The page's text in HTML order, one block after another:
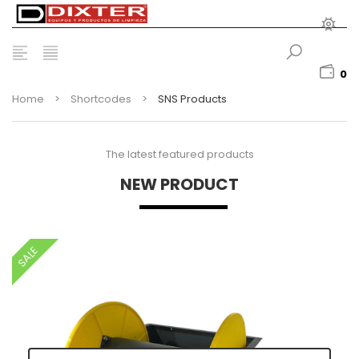
0
Home
> Shortcodes > SNS Products
The latest featured products
NEW PRODUCT
SALE